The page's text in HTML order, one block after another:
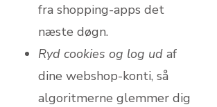
fra shopping-apps det
næste døgn.
Ryd cookies og log ud af
dine webshop-konti, så
algoritmerne glemmer dig